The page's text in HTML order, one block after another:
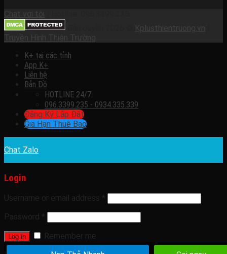
Chat với tôi
Kplusthientruong.vn
Truyền Hình Thiên Trường
K+ tại các tỉnh
App K+
Liên hệ
Bản Đồ
HOTLINE 24/7:
096.3399.235 - 0934.335.339
Đăng Ký Lắp Đặt
Gia Hạn Thuê Bao
Chat Zalo
Login
Username or email address *
Password *
Log in
Remember me